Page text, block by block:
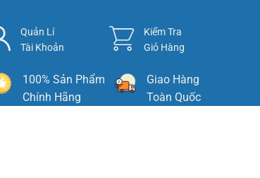
Quản Lí
Tài Khoản
Kiểm Tra
Giỏ Hàng
100% Sản Phẩm
Chính Hãng
Giao Hàng
Toàn Quốc